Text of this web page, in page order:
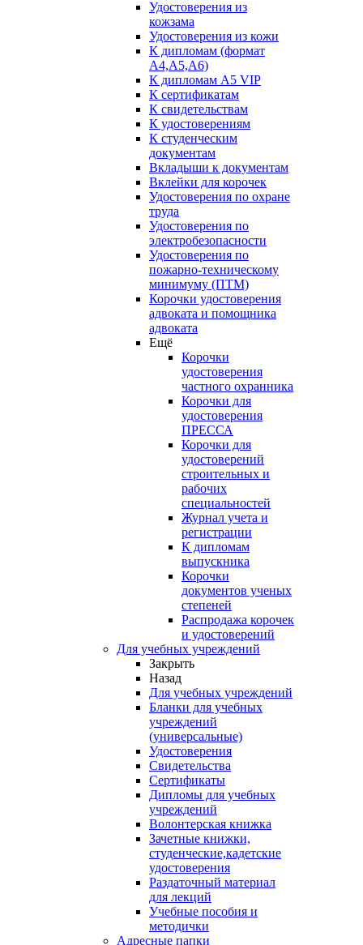
Удостоверения из
кожзама
Удостоверения из кожи
К дипломам (формат
А4,А5,А6)
К дипломам А5 VIP
К сертификатам
К свидетельствам
К удостоверениям
К студенческим
документам
Вкладыши к документам
Вклейки для корочек
Удостоверения по охране
труда
Удостоверения по
электробезопасности
Удостоверения по
пожарно-техническому
минимуму (ПТМ)
Корочки удостоверения
адвоката и помощника
адвоката
Ещё
Корочки
удостоверения
частного охранника
Корочки для
удостоверения
ПРЕССА
Корочки для
удостоверений
строительных и
рабочих
специальностей
Журнал учета и
регистрации
К дипломам
выпускника
Корочки
документов ученых
степеней
Распродажа корочек
и удостоверений
Для учебных учреждений
Закрыть
Назад
Для учебных учреждений
Бланки для учебных
учреждений
(универсальные)
Удостоверения
Свидетельства
Сертификаты
Дипломы для учебных
учреждений
Волонтерская книжка
Зачетные книжки,
студенческие,кадетские
удостоверения
Раздаточный материал
для лекций
Учебные пособия и
методички
Адресные папки